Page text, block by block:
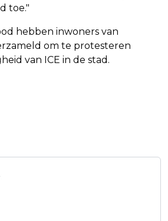
toe."
hebben inwoners van
om te protesteren
van ICE in de stad.
PREMIER VAN
THUIS HARD
VFB STUTTGART